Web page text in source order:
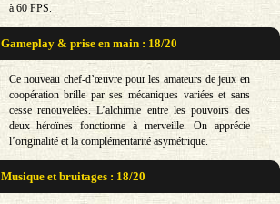
à 60 FPS.
Gameplay & prise en main : 18/20
Ce nouveau chef-d’œuvre pour les amateurs de jeux en
coopération brille par ses mécaniques variées et sans
cesse renouvelées. L’alchimie entre les pouvoirs des
deux héroïnes fonctionne à merveille. On apprécie
l’originalité et la complémentarité asymétrique.
Musique et bruitages : 18/20